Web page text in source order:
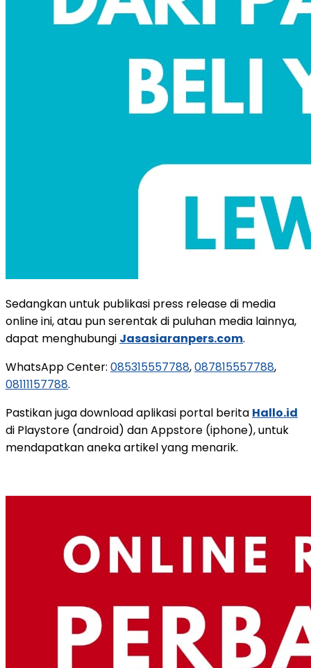
Sedangkan untuk publikasi press release di media
online ini, atau pun serentak di puluhan media lainnya,
dapat menghubungi Jasasiaranpers.com.
WhatsApp Center: 085315557788,087815557788,
08111157788.
Pastikan juga download aplikasi portal berita Hallo.id
di Playstore (android) dan Appstore (iphone), untuk
mendapatkan aneka artikel yang menarik.